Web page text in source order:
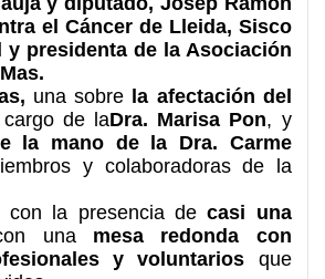
el Cáncer de Lleida, Sisco
presidenta de la Asociación
una sobre la afectación del
de laDra. Marisa Pon, y
la mano de la Dra. Carme
y colaboradoras de la
con la presencia decasi una
una mesa redonda con
y voluntarios que